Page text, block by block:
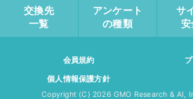
交換先
一覧
アンケート
の種類
サ
会員規約
個人情報保護方針
Copyright (C)2026 GMO Research & AI,